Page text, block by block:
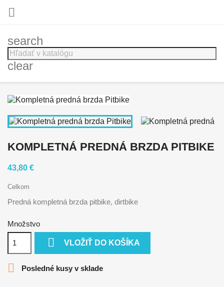

search
clear
KOMPLETNÁ PREDNÁ BRZDA PITBIKE
43,80 €
Celkom
Predná kompletná brzda pitbike, dirtbike
Množstvo
 VLOŽIŤ DO KOŠÍKA
 Posledné kusy v sklade